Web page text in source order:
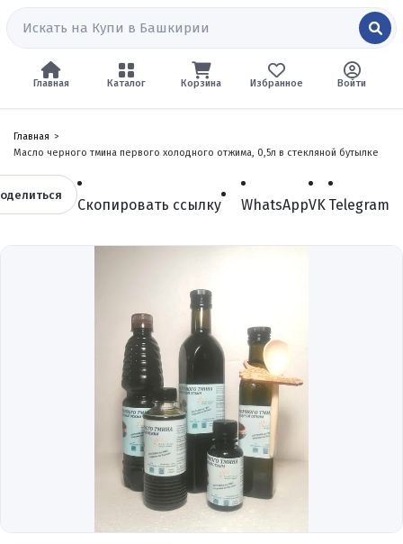
Главная Каталог Войти
Избранное
Корзина
Главная
Масло черного тмина первого холодного отжима, 0,5л в стекляной бутылке
Скопировать ссылку WhatsAppVK Telegram